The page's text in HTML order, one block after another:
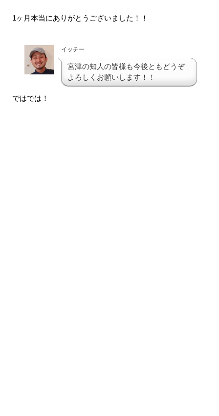
1ヶ月本当にありがとうございました！！
イッチー
宮津の知人の皆様も今後ともどうぞ
よろしくお願いします！！
ではでは！